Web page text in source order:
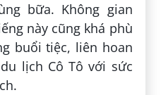
bữa. Không gian
này cũng khá phù
buổi tiệc, liên hoan
lịch Cô Tô với sức